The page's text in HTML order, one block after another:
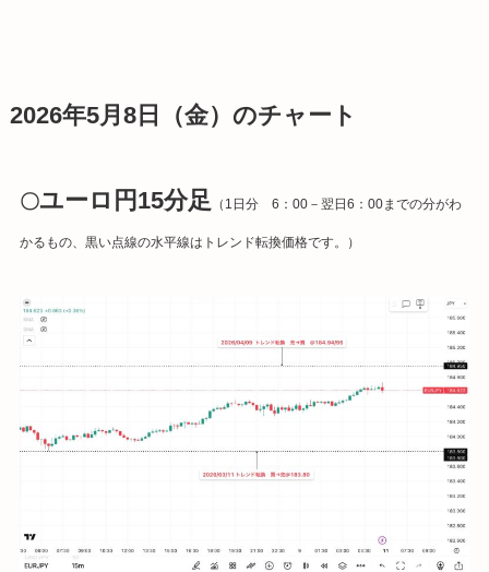
2026年5月8日（金）のチャート
〇ユーロ円15分足（1日分 6：00－翌日6：00までの分がわ
かるもの、黒い点線の水平線はトレンド転換価格です。）